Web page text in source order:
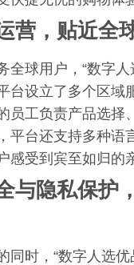
营，贴近全
全球用户，“数字
台设立了多个区域
员工负责产品选择
平台还支持多种语
感受到宾至如归的
与隐私保护
同时，“数字人选优